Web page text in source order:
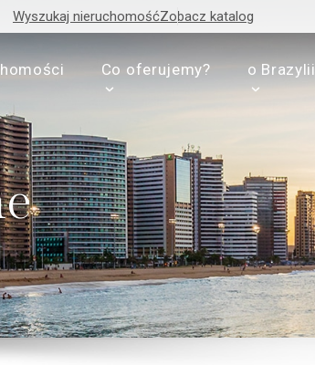
Wyszukaj nieruchomośćZobacz katalog
Co oferujemy? o Brazylii